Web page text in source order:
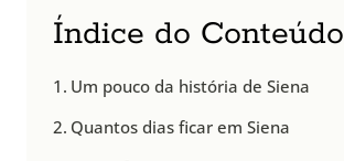
Índice do Conteúdo
Um pouco da história de Siena
Quantos dias ficar em Siena